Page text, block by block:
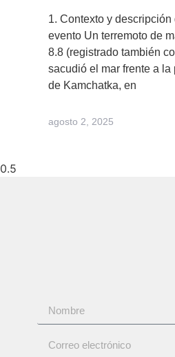
1. Contexto y descripción
evento Un terremoto de
8.8 (registrado también
sacudió el mar frente a la
de Kamchatka, en
agosto 2, 2025